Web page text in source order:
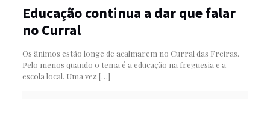
Educação continua a dar que falar
no Curral
Os ânimos estão longe de acalmarem no Curral das Freiras.
Pelo menos quando o tema é a educação na freguesia e a
escola local. Uma vez […]